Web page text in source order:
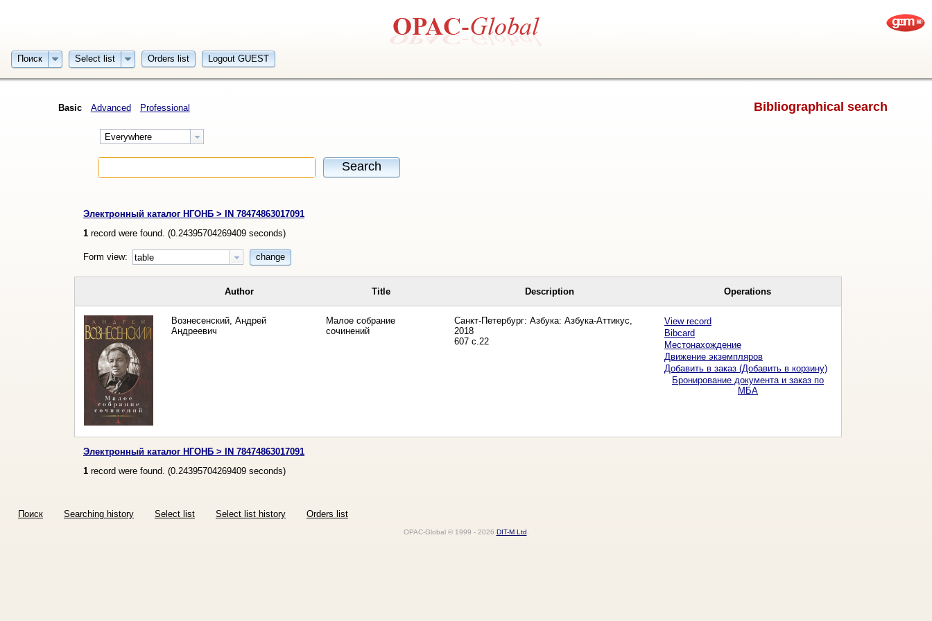
Поиск Select list Orders list Logout GUEST
Bibliographical search
Basic Advanced Professional
Everywhere
Search
Электронный каталог НГОНБ > IN 78474863017091
1record were found. (0.24395704269409seconds)
Form view: table change
Author Title Description Operations
Вознесенский, Андрей
Андреевич
Малое собрание
сочинений
Санкт-Петербург: Азбука: Азбука-Аттикус,
2018
607 с.22
View record
Bibcard
Местонахождение
Движение экземпляров
Добавить в заказ (Добавить в корзину)
Бронирование документа и заказ по
МБА
Электронный каталог НГОНБ > IN 78474863017091
1record were found. (0.24395704269409seconds)
Поиск Searching history Select list Select list history Orders list
OPAC-Global © 1999 - 2026 DIT-M Ltd